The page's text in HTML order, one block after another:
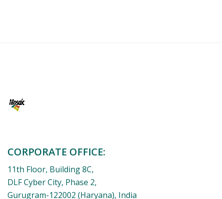
CORPORATE OFFICE:
11th Floor, Building 8C,
DLF Cyber City, Phase 2,
Gurugram-122002 (Haryana), India